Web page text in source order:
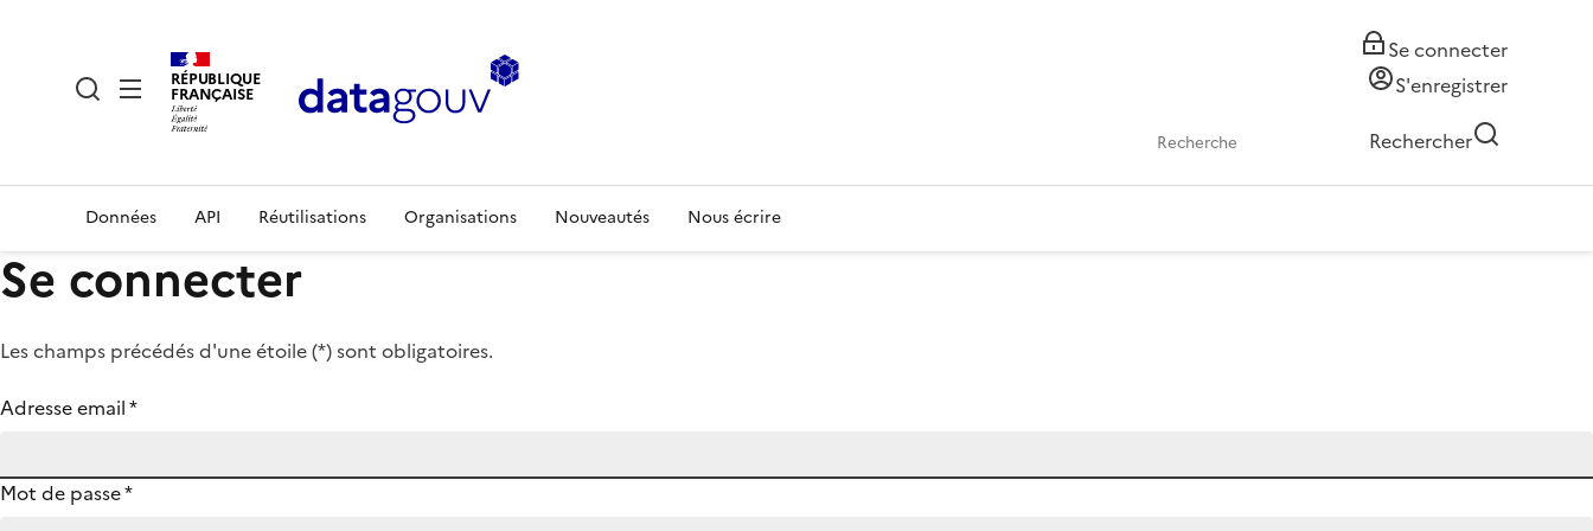
RÉPUBLIQUE
FRANÇAISE
Se connecter
S'enregistrer
Rechercher
Données API Réutilisations Organisations Nouveautés Nous écrire
Se connecter
Les champs précédés d'une étoile (*) sont obligatoires.
Adresse email*
Mot de passe*